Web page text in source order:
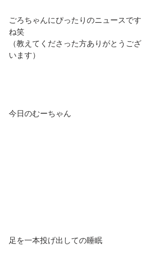
ごろちゃんにぴったりのニュースです
ね笑
（教えてくださった方ありがとうござ
います）
今日のむーちゃん
足を一本投げ出しての睡眠